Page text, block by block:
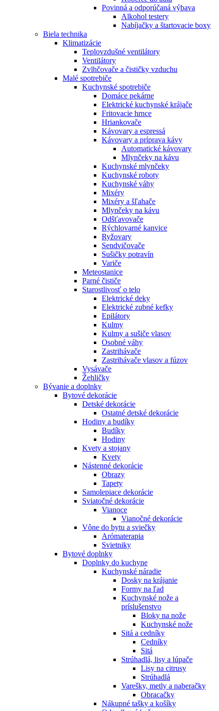
Povinná a odporúčaná výbava
Alkohol testery
Nabíjačky a štartovacie boxy
Biela technika
Klimatizácie
Teplovzdušné ventilátory
Ventilátory
Zvlhčovače a čističky vzduchu
Malé spotrebiče
Kuchynské spotrebiče
Domáce pekárne
Elektrické kuchynské krájače
Fritovacie hrnce
Hriankovače
Kávovary a espressá
Kávovary a príprava kávy
Automatické kávovary
Mlynčeky na kávu
Kuchynské mlynčeky
Kuchynské roboty
Kuchynské váhy
Mixéry
Mixéry a šľahače
Mlynčeky na kávu
Odšťavovače
Rýchlovarné kanvice
Ryžovary
Sendvičovače
Sušičky potravín
Variče
Meteostanice
Parné čističe
Starostlivosť o telo
Elektrické deky
Elektrické zubné kefky
Epilátory
Kulmy
Kulmy a sušiče vlasov
Osobné váhy
Zastrihávače
Zastrihávače vlasov a fúzov
Vysávače
Žehličky
Bývanie a doplnky
Bytové dekorácie
Detské dekorácie
Ostatné detské dekorácie
Hodiny a budíky
Budíky
Hodiny
Kvety a stojany
Kvety
Nástenné dekorácie
Obrazy
Tapety
Samolepiace dekorácie
Sviatočné dekorácie
Vianoce
Vianočné dekorácie
Vône do bytu a sviečky
Arómaterapia
Svietniky
Bytové doplnky
Doplnky do kuchyne
Kuchynské náradie
Dosky na krájanie
Formy na ľad
Kuchynské nože a
príslušenstvo
Bloky na nože
Kuchynské nože
Sitá a cedníky
Cedníky
Sitá
Strúhadlá, lisy a lúpače
Lisy na citrusy
Strúhadlá
Varešky, metly a naberačky
Obracačky
Nákupné tašky a košíky